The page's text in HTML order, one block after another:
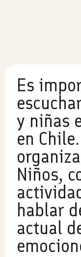
Es
y niñas
en
Niños,
hablar
actual